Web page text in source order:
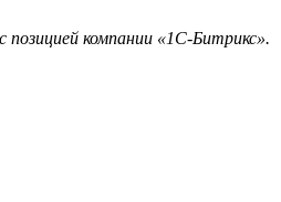
компании «1С-Битрикс».